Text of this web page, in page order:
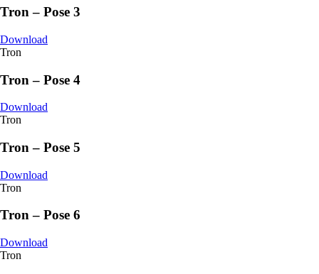
Tron – Pose 3
Download
Tron
Tron – Pose 4
Download
Tron
Tron – Pose 5
Download
Tron
Tron – Pose 6
Download
Tron